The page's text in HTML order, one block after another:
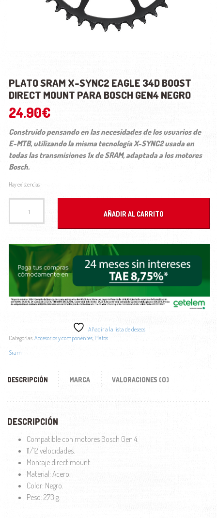
PLATO SRAM X-SYNC2 EAGLE 34D BOOST
DIRECT MOUNT PARA BOSCH GEN4 NEGRO
24.90€
Construido pensando en las necesidades de los usuarios de
E-MTB, utilizando la misma tecnología X-SYNC2 usada en
todas las transmisiones 1x de SRAM, adaptada a los motores
Bosch.
Hay existencias
PLATO SRAM X-SYNC2 EAGLE 34D BOOST DIRECT MOUNT PARA BOSCH GEN4 NEGRO
AÑADIR AL CARRITO
Añadir a la lista de deseos
Categorías:Accesorios y componentes, Platos
Sram
DESCRIPCIÓN MARCA VALORACIONES (0)
DESCRIPCIÓN
Compatible con motores Bosch Gen 4.
11/12 velocidades.
Montaje direct mount.
Material: Acero.
Color: Negro.
Peso: 273 g.